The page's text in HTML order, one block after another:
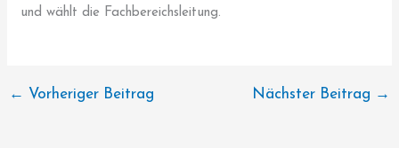
und wählt die Fachbereichsleitung.
← Vorheriger Beitrag Nächster Beitrag →